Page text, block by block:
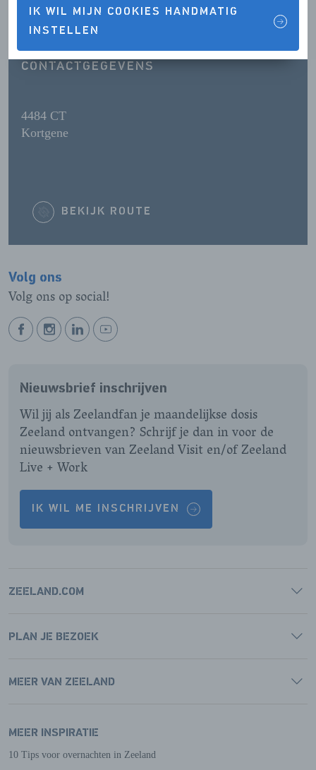
IK WIL MIJN COOKIES HANDMATIG
INSTELLEN
OPENINGSTIJDEN
CONTACTGEGEVENS
4484 CT
Kortgene
BEKIJK ROUTE
Volg ons
Volg ons op social!
BEKIJK
PAGINA
BEKIJK
PAGINA
BEKIJK
PAGINA
BEKIJK
PAGINA
Nieuwsbrief inschrijven
Wil jij als Zeelandfan je maandelijkse dosis
Zeeland ontvangen? Schrijf je dan in voor de
nieuwsbrieven van Zeeland Visit en/of Zeeland
Live + Work
IK WIL ME INSCHRIJVEN
ZEELAND.COM
PLAN JE BEZOEK
MEER VAN ZEELAND
MEER INSPIRATIE
10 Tips voor overnachten in Zeeland